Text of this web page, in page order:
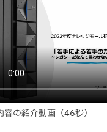
容の紹介動画（46秒）